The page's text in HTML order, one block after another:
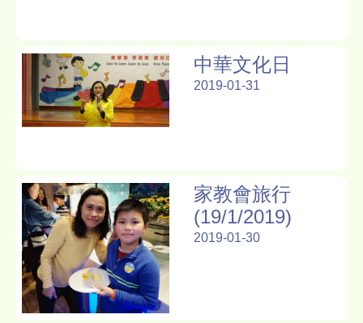
中華文化日
2019-01-31
家教會旅行
(19/1/2019)
2019-01-30